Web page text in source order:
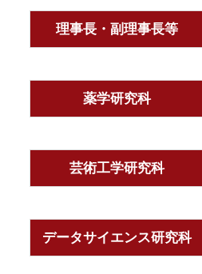
理事長・副理事長等
薬学研究科
芸術工学研究科
データサイエンス研究科